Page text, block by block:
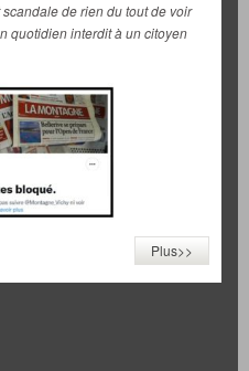
de rien du tout de voir
quotidien interdit à un citoyen
Plus>>